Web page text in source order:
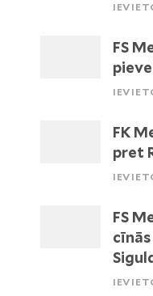
FS
FK
pret
FS